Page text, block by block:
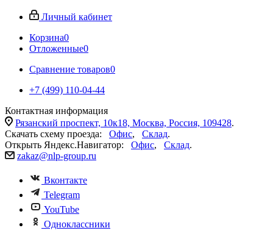
Личный кабинет
Корзина0
Отложенные0
Сравнение товаров0
+7 (499) 110-04-44
Контактная информация
Рязанский проспект, 10к18, Москва, Россия, 109428.
Скачать схему проезда: Офис, Склад.
Открыть Яндекс.Навигатор: Офис, Склад.
zakaz@nlp-group.ru
Вконтакте
Telegram
YouTube
Одноклассники